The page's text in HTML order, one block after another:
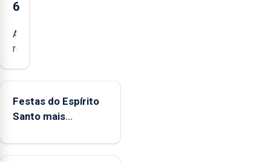
6
Açores
registaram
mais
ocorrências
e
Festas do Espírito
Santo mais